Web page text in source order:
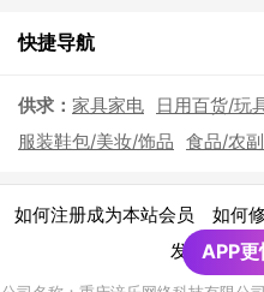
快捷导航
供求： 家具家电 日用百货/玩
服装鞋包/美妆/饰品 食品/农
如何注册成为本站会员 如何
发布广告须
APP